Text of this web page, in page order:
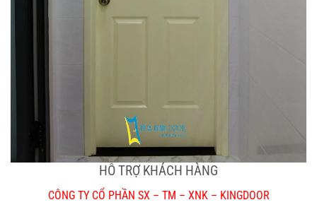
HỖ TRỢ KHÁCH HÀNG
CÔNG TY CỔ PHẦN SX – TM – XNK – KINGDOOR